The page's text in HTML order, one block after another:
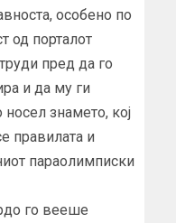
особено по
од порталот
пред да го
и да му ги
знамето, кој
правилата и
параолимписки
го вееше